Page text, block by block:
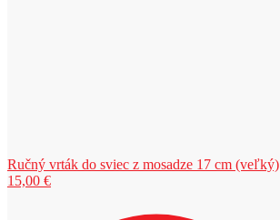
Ručný vrták do sviec z mosadze 17 cm (veľký)
15,00 €